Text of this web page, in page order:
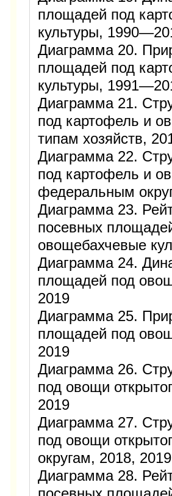
площадей под
культуры,
Диаграмма 20.
площадей под
культуры,
Диаграмма 21.
под картофель и
типам хозяйств,
Диаграмма 22.
под картофель и
федеральным
Диаграмма 23.
посевных
овощебахчевые
Диаграмма 24.
площадей под
2019
Диаграмма 25.
площадей под
2019
Диаграмма 26.
под овощи
2019
Диаграмма 27.
под овощи
округам, 2018, 2019
Диаграмма 28.